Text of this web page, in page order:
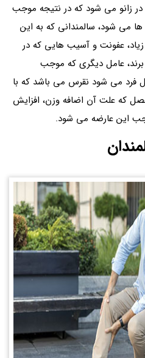
زانو می شود که در نتیجه موجب
می شود، سالمندانی که به این
عفونت و آسیب هایی که در
عامل دیگری که موجب
می شود نقرس می باشد که با
که علت آن اضافه وزن، افزایش
این عارضه می شود.